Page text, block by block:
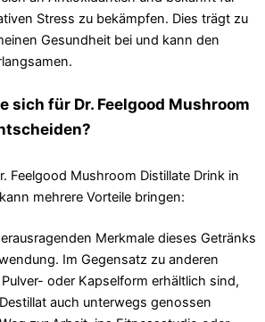
Stress zu bekämpfen. Dies trägt zu
Gesundheit bei und kann den
sich für Dr. Feelgood Mushroom
Feelgood Mushroom Distillate Drink in
mehrere Vorteile bringen:
Merkmale dieses Getränks
Im Gegensatz zu anderen
oder Kapselform erhältlich sind,
auch unterwegs genossen